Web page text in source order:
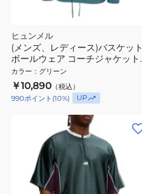
ヒュンメル
(メンズ、レディース)バスケット
ボールウェア コーチジャケット
HAPB2123-567
カラー ： グリーン
￥10,890 （税込）
990ポイント (10%) UP